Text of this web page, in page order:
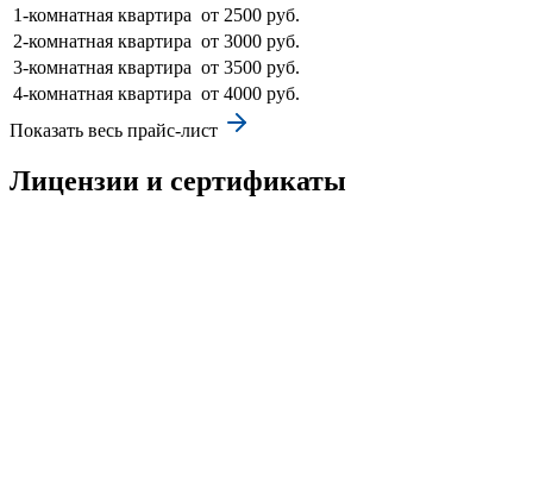
1-комнатная квартира от 2500 руб.
2-комнатная квартира от 3000 руб.
3-комнатная квартира от 3500 руб.
4-комнатная квартира от 4000 руб.
Показать весь прайс-лист
Лицензии и сертификаты